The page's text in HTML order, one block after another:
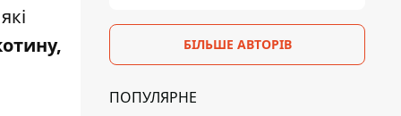
БІЛЬШЕ АВТОРІВ
ПОПУЛЯРНЕ